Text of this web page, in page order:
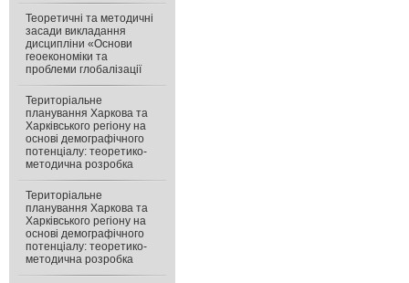
Теоретичні та методичні
засади викладання
дисципліни «Основи
геоекономіки та
проблеми глобалізації
Територіальне
планування Харкова та
Харківського регіону на
основі демографічного
потенціалу: теоретико-
методична розробка
Територіальне
планування Харкова та
Харківського регіону на
основі демографічного
потенціалу: теоретико-
методична розробка